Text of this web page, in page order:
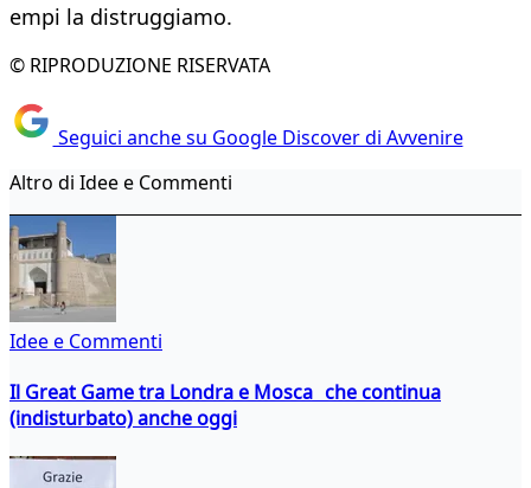
empi la distruggiamo.
© RIPRODUZIONE RISERVATA
Seguici anche su Google Discover di Avvenire
Altro di Idee e Commenti
Idee e Commenti
Il Great Game tra Londra e Mosca che continua
(indisturbato) anche oggi